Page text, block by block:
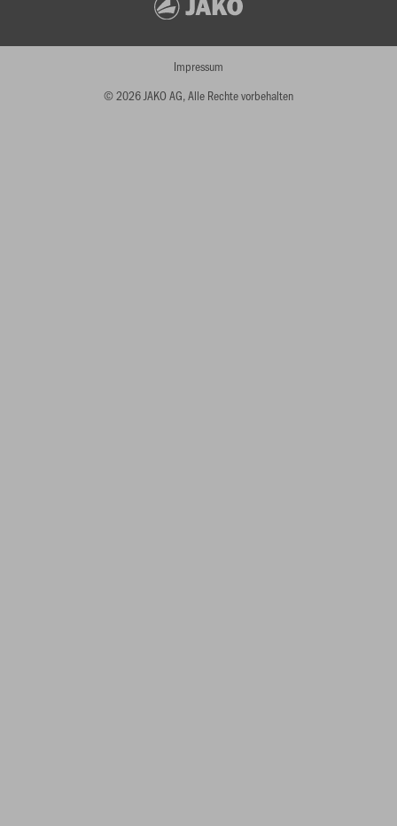
© 2026 JAKO AG, Alle Rechte vorbehalten
Impressum